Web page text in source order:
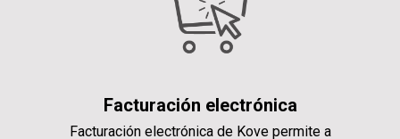
Facturación electrónica
Facturación electrónica de Kove permite a